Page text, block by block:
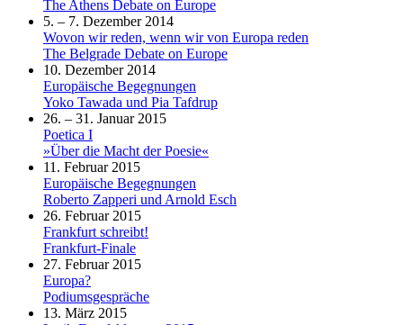
The Athens Debate on Europe
5. – 7. Dezember 2014
Wovon wir reden, wenn wir von Europa reden
The Belgrade Debate on Europe
10. Dezember 2014
Europäische Begegnungen
Yoko Tawada und Pia Tafdrup
26. – 31. Januar 2015
Poetica I
»Über die Macht der Poesie«
11. Februar 2015
Europäische Begegnungen
Roberto Zapperi und Arnold Esch
26. Februar 2015
Frankfurt schreibt!
Frankfurt-Finale
27. Februar 2015
Europa?
Podiumsgespräche
13. März 2015